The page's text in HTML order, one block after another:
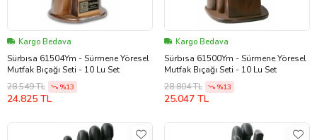
Kargo Bedava
Sürbısa 61504Ym - Sürmene Yöresel
Mutfak Bıçağı Seti - 10 Lu Set
28.549 TL
%13
24.825 TL
Kargo Bedava
Sürbısa 61500Ym - Sürmene Yöresel
Mutfak Bıçağı Seti - 10 Lu Set
28.804 TL
%13
25.047 TL